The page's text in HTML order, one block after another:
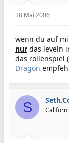
28 Mai 2006
wenn du auf
nur das leveln
das rollenspiel
Dragon
S